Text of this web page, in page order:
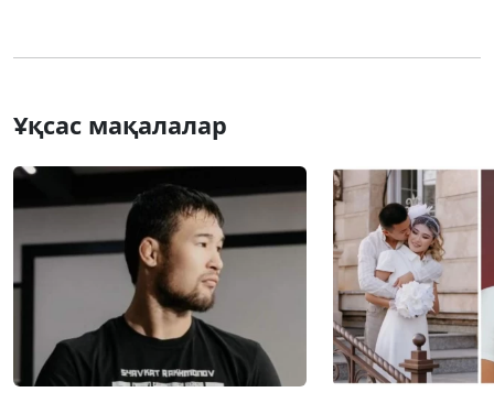
Ұқсас мақалалар